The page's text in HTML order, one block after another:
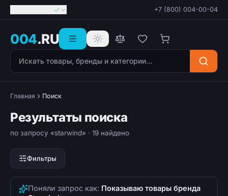
+7 (800) 004-00-04
004.RU
Поиск товаров
Главная Поиск
Результаты поиска
по запросу «starwind» · 19 найдено
Фильтры
Поняли запрос как: Показываю товары бренда